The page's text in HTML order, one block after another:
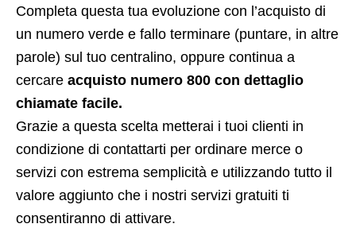
Completa questa tua evoluzione con l’acquisto di
un numero verde e fallo terminare (puntare, in altre
parole) sul tuo centralino, oppure continua a
cercare acquisto numero 800 con dettaglio
chiamate facile.
Grazie a questa scelta metterai i tuoi clienti in
condizione di contattarti per ordinare merce o
servizi con estrema semplicità e utilizzando tutto il
valore aggiunto che i nostri servizi gratuiti ti
consentiranno di attivare.